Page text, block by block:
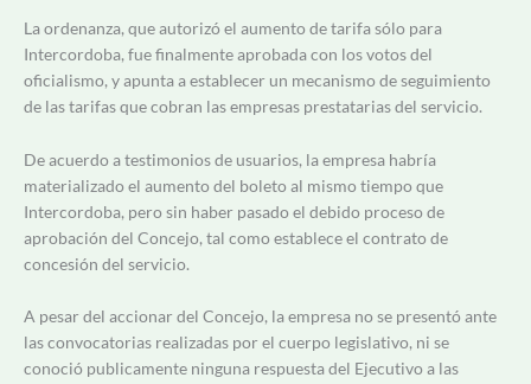
La ordenanza, que autorizó el aumento de tarifa sólo para
Intercordoba, fue finalmente aprobada con los votos del
oficialismo, y apunta a establecer un mecanismo de seguimiento
de las tarifas que cobran las empresas prestatarias del servicio.
De acuerdo a testimonios de usuarios, la empresa habría
materializado el aumento del boleto al mismo tiempo que
Intercordoba, pero sin haber pasado el debido proceso de
aprobación del Concejo, tal como establece el contrato de
concesión del servicio.
A pesar del accionar del Concejo, la empresa no se presentó ante
las convocatorias realizadas por el cuerpo legislativo, ni se
conoció publicamente ninguna respuesta del Ejecutivo a las